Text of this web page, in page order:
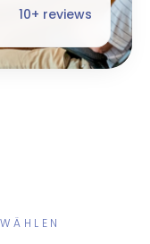
10+ reviews